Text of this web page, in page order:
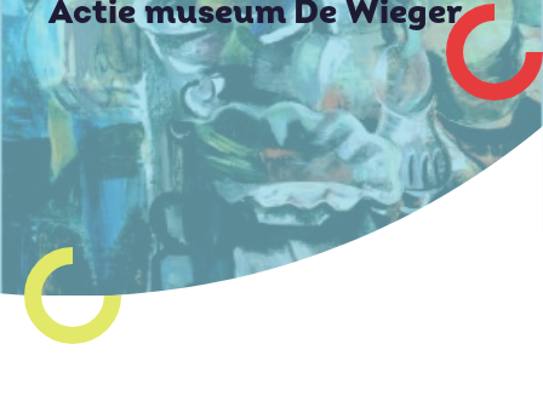
Actie museum De Wieger